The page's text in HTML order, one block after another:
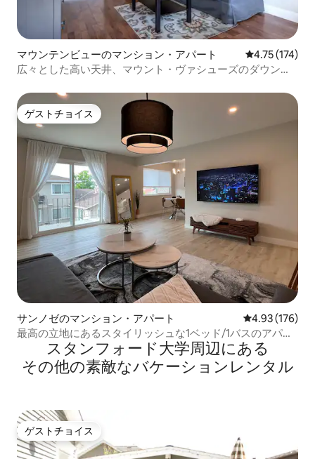
マウンテンビューのマンション・アパート レビュー174
4.75 (174)
広々とした高い天井、マウント・ヴァシューズのダウンタ
ゲストチョイス
ゲストチョイス
サンノゼのマンション・アパート レビュー176
4.93 (176)
最高の立地にあるスタイリッシュな1ベッド/1バスのアパー
スタンフォード大学⁠周⁠辺⁠に⁠あ⁠る
そ⁠の⁠他⁠の素⁠敵⁠なバ⁠ケ⁠ー⁠シ⁠ョ⁠ン⁠レ⁠ン⁠タ⁠ル
ゲストチョイス
ゲストチョイス